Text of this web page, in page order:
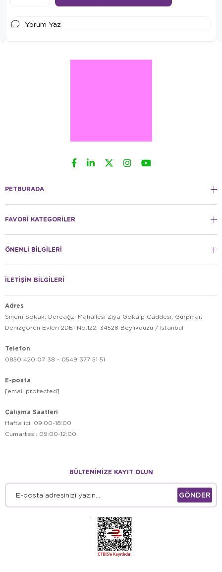
Yorum Yaz
PETBURADA
FAVORİ KATEGORİLER
ÖNEMLİ BİLGİLERİ
İLETİŞİM BİLGİLERİ
Adres
Sinem Sokak, Dereağzı Mahallesi Ziya Gökalp Caddesi, Gürpınar,
Denizgören Evleri 2DE1 No:122, 34528 Beylikdüzü / İstanbul
Telefon
0850 420 07 38 - 0549 377 51 51
E-posta
[email protected]
Çalışma Saatleri
Hafta içi: 09:00-18:00
Cumartesi: 09:00-12:00
BÜLTENİMİZE KAYIT OLUN
GÖNDER